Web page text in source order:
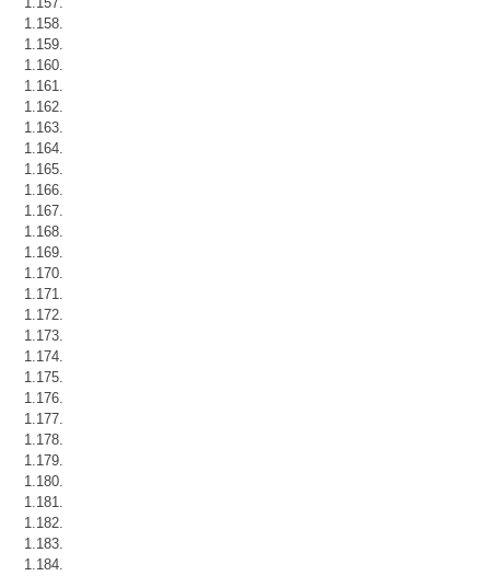
1.158.
1.159.
1.160.
1.161.
1.162.
1.163.
1.164.
1.165.
1.166.
1.167.
1.168.
1.169.
1.170.
1.171.
1.172.
1.173.
1.174.
1.175.
1.176.
1.177.
1.178.
1.179.
1.180.
1.181.
1.182.
1.183.
1.184.